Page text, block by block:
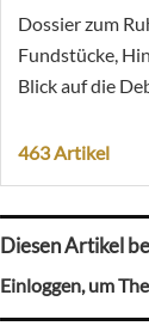
Dossier zum
Fundstücke,
Blick auf die
463 Artikel
Diesen Artikel
Einloggen, um